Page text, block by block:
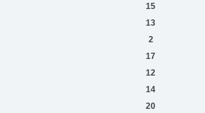
15
13
2
17
12
14
20